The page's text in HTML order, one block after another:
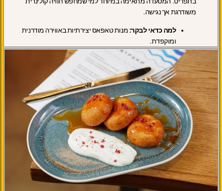
משודרגת אך נגישה.
למה כדאי לבקר: מנות טאפאס יצירתיות באווירה מודרנית
ומוקפדת.